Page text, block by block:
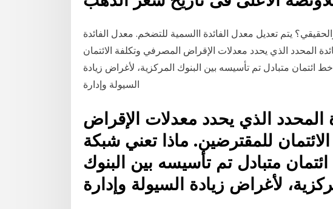
يتم تعديل معدل الفائدة االسمية للتضخم. معدل الفائدة
المحدد الذي يحدد معدلات الإقراض المصرفي وتكلفة الائتمان
ائتمان متبادل تم تأسيسه بين البنوك المركزية، لأغراض زيادة
السيولة وإدارة
المحدد الذي يحدد معدلات الإقراض
للمقترضين. ماذا تعني شبكة
متبادل تم تأسيسه بين البنوك
لأغراض زيادة السيولة وإدارة